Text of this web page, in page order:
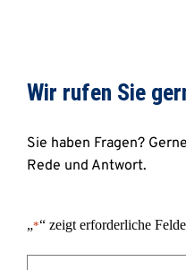
Wir rufen Sie
Sie haben Fragen?
Rede und Antwort.
„*“ zeigt erforderliche